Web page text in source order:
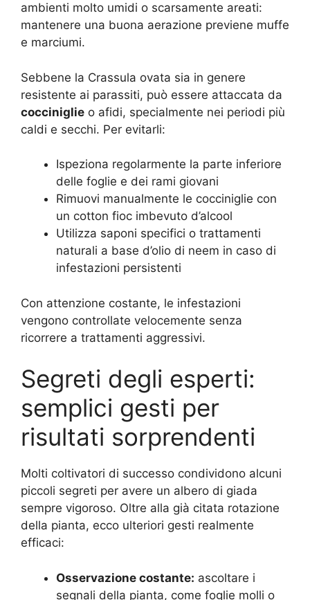
ambienti molto umidi o scarsamente areati:
mantenere una buona aerazione previene muffe
e marciumi.
Sebbene la Crassula ovata sia in genere
resistente ai parassiti, può essere attaccata da
cocciniglie o afidi, specialmente nei periodi più
caldi e secchi. Per evitarli:
Ispeziona regolarmente la parte inferiore
delle foglie e dei rami giovani
Rimuovi manualmente le cocciniglie con
un cotton fioc imbevuto d’alcool
Utilizza saponi specifici o trattamenti
naturali a base d’olio di neem in caso di
infestazioni persistenti
Con attenzione costante, le infestazioni
vengono controllate velocemente senza
ricorrere a trattamenti aggressivi.
Segreti degli esperti:
semplici gesti per
risultati sorprendenti
Molti coltivatori di successo condividono alcuni
piccoli segreti per avere un albero di giada
sempre vigoroso. Oltre alla già citata rotazione
della pianta, ecco ulteriori gesti realmente
efficaci:
Osservazione costante: ascoltare i
segnali della pianta, come foglie molli o